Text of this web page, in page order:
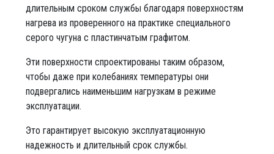
длительным сроком службы благодаря поверхностям
нагрева из проверенного на практике специального
серого чугуна с пластинчатым графитом.
Эти поверхности спроектированы таким образом,
чтобы даже при колебаниях температуры они
подвергались наименьшим нагрузкам в режиме
эксплуатации.
Это гарантирует высокую эксплуатационную
надежность и длительный срок службы.